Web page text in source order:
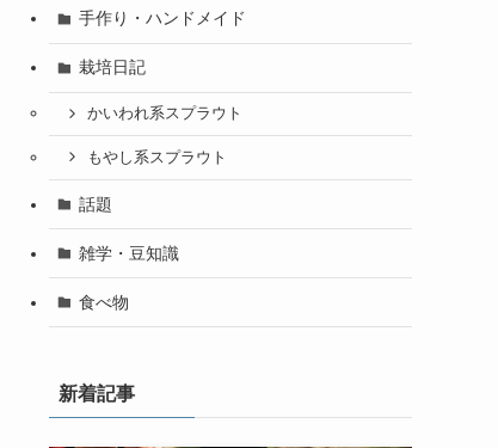
手作り・ハンドメイド
栽培日記
かいわれ系スプラウト
もやし系スプラウト
話題
雑学・豆知識
食べ物
新着記事